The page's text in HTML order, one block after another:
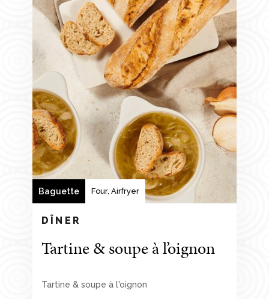
Baguette Four, Airfryer
DÎNER
Tartine & soupe à l’oignon
Tartine & soupe à l'oignon